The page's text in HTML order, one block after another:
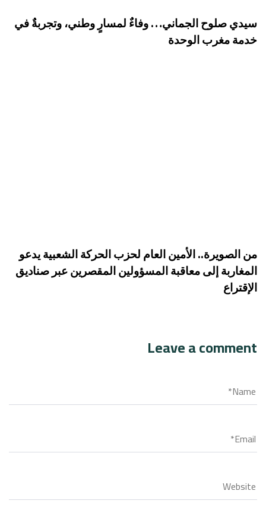
سيدي صلوح الجماني… وفاءٌ لمسارٍ وطني، وتجربةٌ في
خدمة مغرب الوحدة
من الصويرة.. الأمين العام لحزب الحركة الشعبية يدعو
المغاربة إلى معاقبة المسؤولين المقصرين عبر صناديق
الإقتراع
Leave a comment